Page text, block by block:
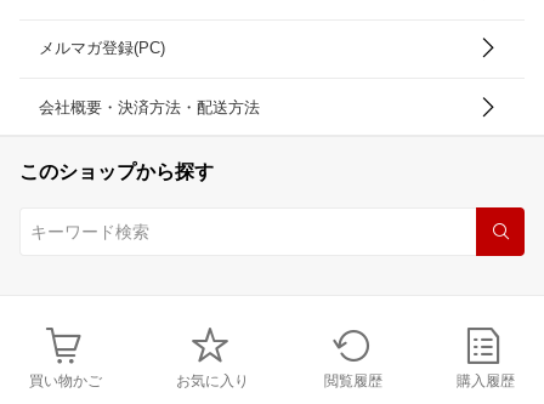
メルマガ登録(PC)
会社概要・決済方法・配送方法
このショップから探す
買い物かご お気に入り 閲覧履歴 購入履歴